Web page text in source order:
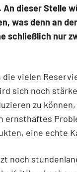
An dieser Stelle
was denn an
schließlich nur
vielen
sich noch
zu
ernsthaftes
eine echte
noch